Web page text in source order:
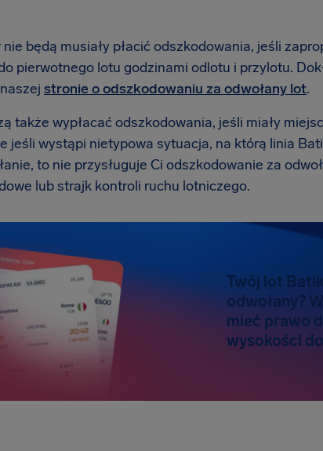
będą musiały płacić odszkodowania, jeśli
pierwotnego lotu godzinami odlotu i przylotu.
stronie o odszkodowaniu za odwołany lot.
także wypłacać odszkodowania, jeśli miały
jeśli wystąpi nietypowa sytuacja, na którą linia
to nie przysługuje Ci odszkodowanie za
lub strajk kontroli ruchu lotniczego.
Twój lot
odwołany?
mieć prawo
wysokości